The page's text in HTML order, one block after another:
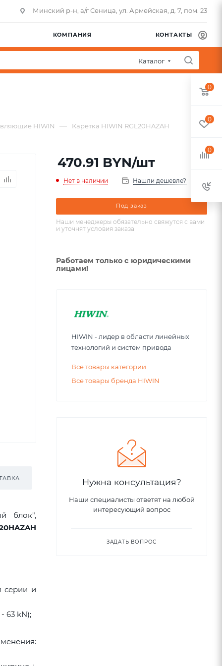
Минский р-н, а/г Сеница, ул. Армейская, д. 7, пом. 23
КОМПАНИЯ КОНТАКТЫ
Каталог
HIWIN — Каретка HIWIN RGL20HAZAH
блок",
серии и
- 63 kN);
470.91 BYN/шт
Нет в наличии Нашли дешевле?
Под заказ
Наши менеджеры обязательно свяжутся с вами
и уточнят условия заказа
Работаем только с юридическими
лицами!
HIWIN - лидер в области линейных
технологий и систем привода
Все товары категории
Все товары бренда HIWIN
Нужна консультация?
Наши специалисты ответят на любой
интересующий вопрос
ЗАДАТЬ ВОПРОС
0
0
0